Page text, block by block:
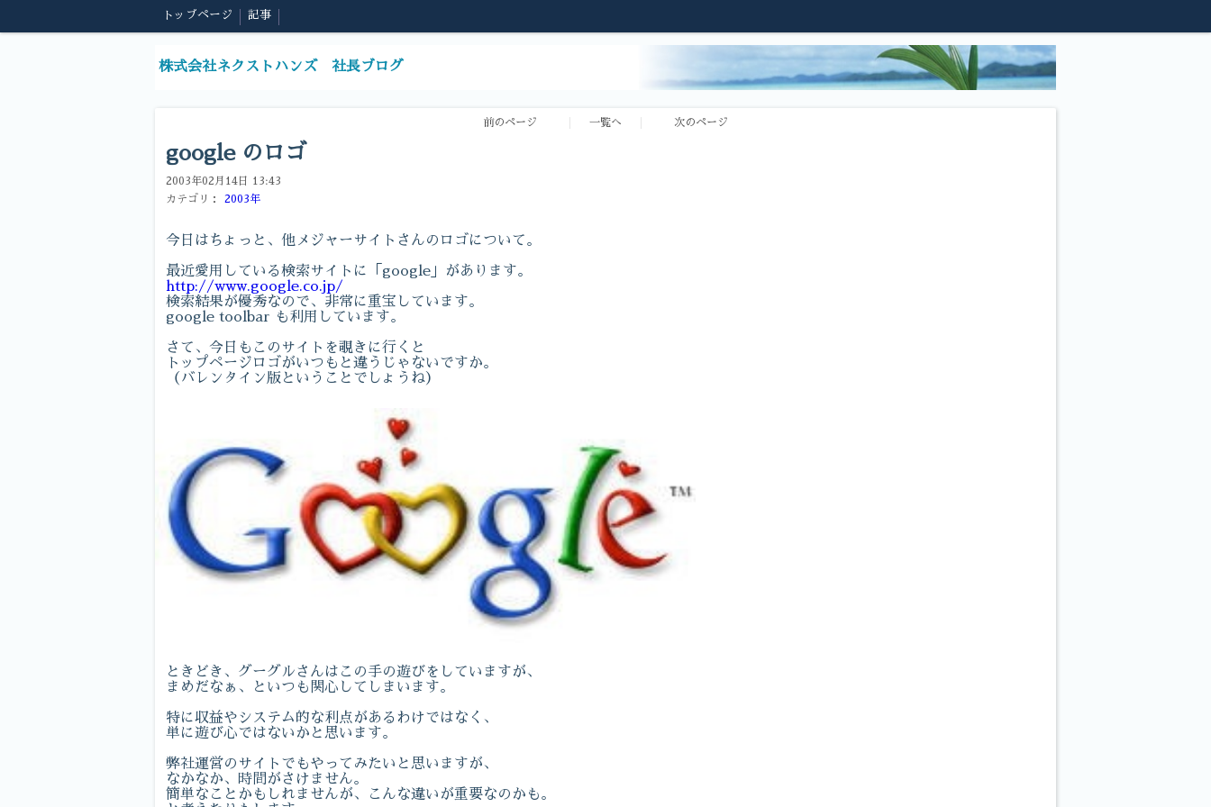
トップページ 記事
株式会社ネクストハンズ 社長ブログ
前のページ 一覧へ 次のページ
google のロゴ
2003年02月14日 13:43
カテゴリ：
2003年
今日はちょっと、他メジャーサイトさんのロゴについて。
最近愛用している検索サイトに「google」があります。
http://www.google.co.jp/
検索結果が優秀なので、非常に重宝しています。
google toolbar も利用しています。
さて、今日もこのサイトを覗きに行くと
トップページロゴがいつもと違うじゃないですか。
（バレンタイン版ということでしょうね）
ときどき、グーグルさんはこの手の遊びをしていますが、
まめだなぁ、といつも関心してしまいます。
特に収益やシステム的な利点があるわけではなく、
単に遊び心ではないかと思います。
弊社運営のサイトでもやってみたいと思いますが、
なかなか、時間がさけません。
簡単なことかもしれませんが、こんな違いが重要なのかも。